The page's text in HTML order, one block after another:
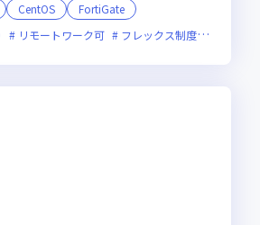
CentOS
FortiGate
リモートワーク可 フレックス制度あり